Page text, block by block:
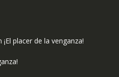
¡El placer de la venganza!